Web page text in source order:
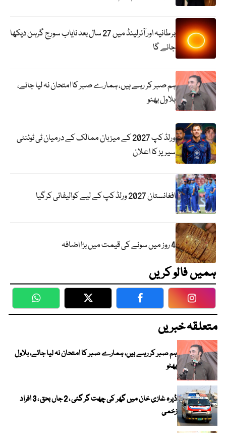
برطانیہ اور آئرلینڈ میں 27 سال بعد نایاب سورج گرہن دیکھا
جائے گا
ہم صبر کر رہے ہیں، ہمارے صبر کا امتحان نہ لیا جائے،
بلاول بھٹو
ورلڈ کپ 2027 کے میزبان ممالک کے درمیان ٹی ٹوئنٹی
سیریز کا اعلان
افغانستان 2027 ورلڈ کپ کے لیے کوالیفائی کرگیا
4 روز میں سونے کی قیمت میں بڑا اضافہ
ہمیں فالو کریں
WhatsApp Twitter Facebook
متعلقہ خبریں
ہم صبر کر رہے ہیں، ہمارے صبر کا امتحان نہ لیا جائے، بلاول
بھٹو
ڈیرہ غازی خان میں گھر کی چھت گر گئی ، 2 جاں بحق ، 3 افراد
زخمی